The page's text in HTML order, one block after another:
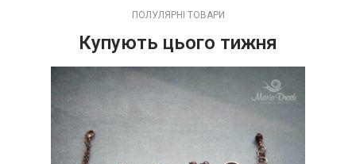
ПОЛУЛЯРНІ ТОВАРИ
Купують цього тижня